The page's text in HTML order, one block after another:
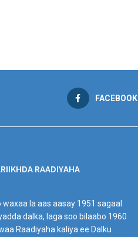
FACEBOOK
RAADIYAHA
waxaa la aas aasay 1951 sagaal
dalka, laga soo bilaabo 1960
Raadiyaha kaliya ee Dalku